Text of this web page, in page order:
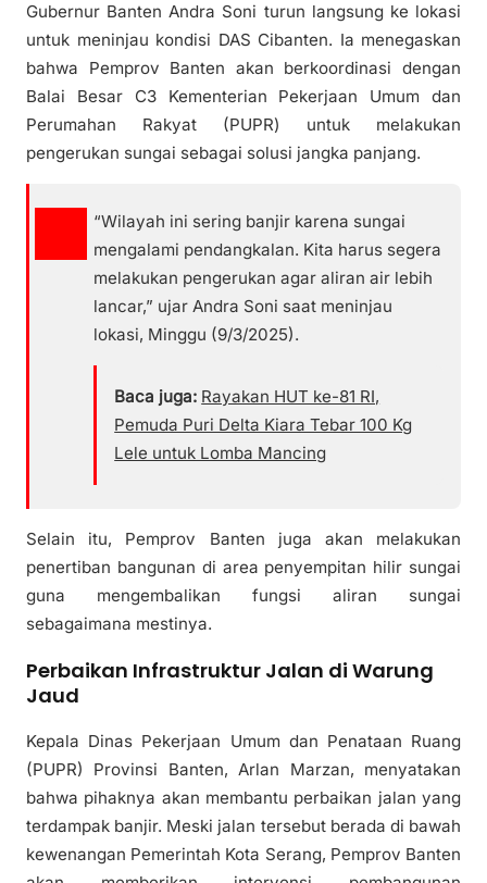
Gubernur Banten Andra Soni turun langsung ke lokasi
untuk meninjau kondisi DAS Cibanten. Ia menegaskan
bahwa Pemprov Banten akan berkoordinasi dengan
Balai Besar C3 Kementerian Pekerjaan Umum dan
Perumahan Rakyat (PUPR) untuk melakukan
pengerukan sungai sebagai solusi jangka panjang.
“Wilayah ini sering banjir karena sungai
mengalami pendangkalan. Kita harus segera
melakukan pengerukan agar aliran air lebih
lancar,” ujar Andra Soni saat meninjau
lokasi, Minggu (9/3/2025).
Baca juga: Rayakan HUT ke-81 RI,
Pemuda Puri Delta Kiara Tebar 100 Kg
Lele untuk Lomba Mancing
Selain itu, Pemprov Banten juga akan melakukan
penertiban bangunan di area penyempitan hilir sungai
guna mengembalikan fungsi aliran sungai
sebagaimana mestinya.
Perbaikan Infrastruktur Jalan di Warung
Jaud
Kepala Dinas Pekerjaan Umum dan Penataan Ruang
(PUPR) Provinsi Banten, Arlan Marzan, menyatakan
bahwa pihaknya akan membantu perbaikan jalan yang
terdampak banjir. Meski jalan tersebut berada di bawah
kewenangan Pemerintah Kota Serang, Pemprov Banten